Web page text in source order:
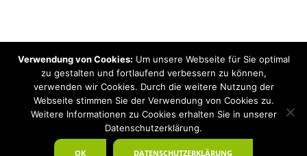
Hinweis: Trotz zahlreicher Studien, die einen Zusammenhang zwischen
Elektrosmog und gesundheitlichen Problemen aufzeigen, ist es von der
praktischen Schulmedizin bisher wissenschaftlich nicht anerkannt, dass
Elektrosmog und Erdstrahlen gesundheitliche Auswirkungen haben können.
Ähnliches galt auch über Jahrzehnte für die Akkupunktur und die
Homöopathie. Sie suchen einen Baubiologen? Baubiologe Baldermnn - Ihr
Spezialist für gesunden Schlaf!
Verwendung von Cookies: Um unsere Webseite für Sie optimal
zu gestalten und fortlaufend verbessern zu können,
verwenden wir Cookies. Durch die weitere Nutzung der
Webseite stimmen Sie der Verwendung von Cookies zu.
Weitere Informationen zu Cookies erhalten Sie in unserer
Datenschutzerklärung.
OK DATENSCHUTZERKLÄRUNG